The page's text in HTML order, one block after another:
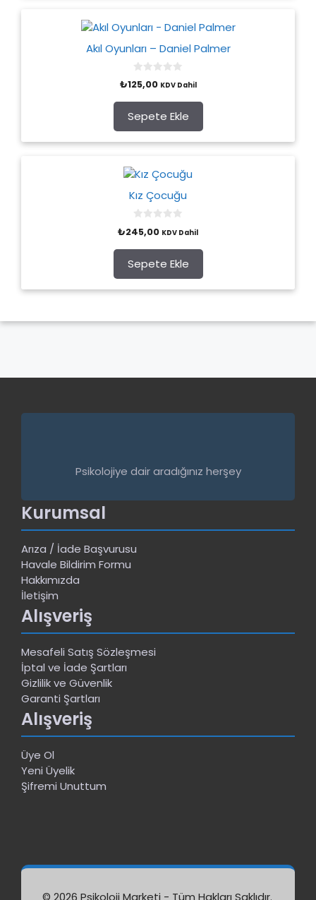
Akıl Oyunları – Daniel Palmer
0
o
t
o
f
5
₺125,00 KDV Dahil
Sepete Ekle
Kız Çocuğu
0
o
t
o
f
5
₺245,00 KDV Dahil
Sepete Ekle
Psikolojiye dair aradığınız herşey
Kurumsal
Arıza / İade Başvurusu
Havale Bildirim Formu
Hakkımızda
İletişim
Alışveriş
Mesafeli Satış Sözleşmesi
İptal ve İade Şartları
Gizlilik ve Güvenlik
Garanti Şartları
Alışveriş
Üye Ol
Yeni Üyelik
Şifremi Unuttum